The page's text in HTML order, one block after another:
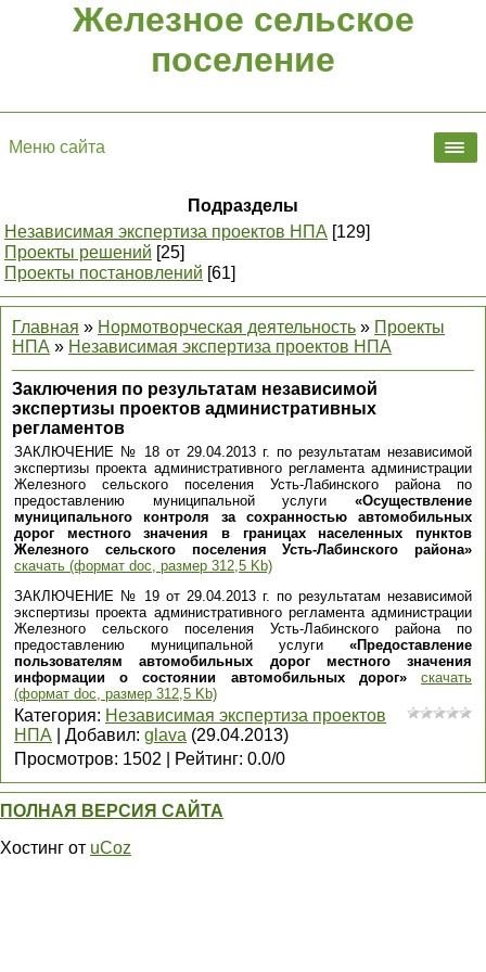
Железное сельское
поселение
Меню сайта
Подразделы
Независимая экспертиза проектов НПА [129]
Проекты решений [25]
Проекты постановлений [61]
Главная » Нормотворческая деятельность » Проекты
НПА » Независимая экспертиза проектов НПА
Заключения по результатам независимой
экспертизы проектов административных
регламентов
ЗАКЛЮЧЕНИЕ № 18 от 29.04.2013 г. по результатам независимой
экспертизы проекта административного регламента администрации
Железного сельского поселения Усть-Лабинского района по
предоставлению муниципальной услуги «Осуществление
муниципального контроля за сохранностью автомобильных
дорог местного значения в границах населенных пунктов
Железного сельского поселения Усть-Лабинского района»
скачать (формат doc, размер 312,5 Kb)
ЗАКЛЮЧЕНИЕ № 19 от 29.04.2013 г. по результатам независимой
экспертизы проекта административного регламента администрации
Железного сельского поселения Усть-Лабинского района по
предоставлению муниципальной услуги «Предоставление
пользователям автомобильных дорог местного значения
информации о состоянии автомобильных дорог»
скачать
(формат doc, размер 312,5 Kb)
Категория: Независимая экспертиза проектов
НПА
Добавил: glava (29.04.2013)
Просмотров: 1502 Рейтинг: 0.0/0
ПОЛНАЯ ВЕРСИЯ САЙТА
Хостинг от uCoz